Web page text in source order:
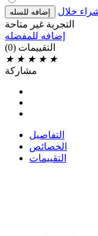
إضافه للسله
إضافه للمفضله
التقييمات (0)
★ ★ ★ ★ ★
مشاركة
التفاصيل
الخصائص
التقييمات